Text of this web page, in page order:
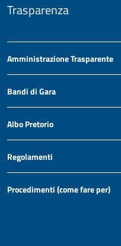
Trasparenza
Amministrazione Trasparente
Bandi di Gara
Albo Pretorio
Regolamenti
Procedimenti (come fare per)